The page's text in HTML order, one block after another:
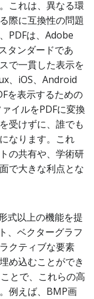
これは、異なる環
際に互換性の問題
PDFは、Adobe
タンダードであ
で一貫した表示を
、iOS、Android
を表示するための
イルをPDFに変換
受けずに、誰でも
なります。これ
の共有や、学術研
で大きな利点とな
式以上の機能を提
、ベクターグラフ
クティブな要素
め込むことができ
とで、これらの高
例えば、BMP画